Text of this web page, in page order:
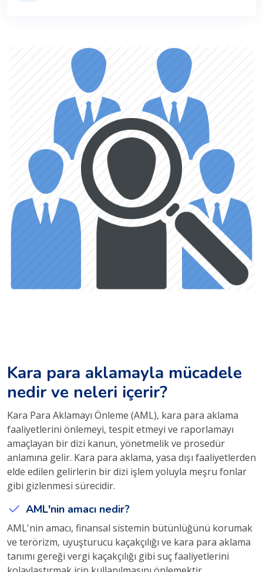
Kara para aklamayla mücadele
nedir ve neleri içerir?
Kara Para Aklamayı Önleme (AML), kara para aklama
faaliyetlerini önlemeyi, tespit etmeyi ve raporlamayı
amaçlayan bir dizi kanun, yönetmelik ve prosedür
anlamına gelir. Kara para aklama, yasa dışı faaliyetlerden
elde edilen gelirlerin bir dizi işlem yoluyla meşru fonlar
gibi gizlenmesi sürecidir.
AML'nin amacı nedir?
AML'nin amacı, finansal sistemin bütünlüğünü korumak
ve terörizm, uyuşturucu kaçakçılığı ve kara para aklama
tanımı gereği vergi kaçakçılığı gibi suç faaliyetlerini